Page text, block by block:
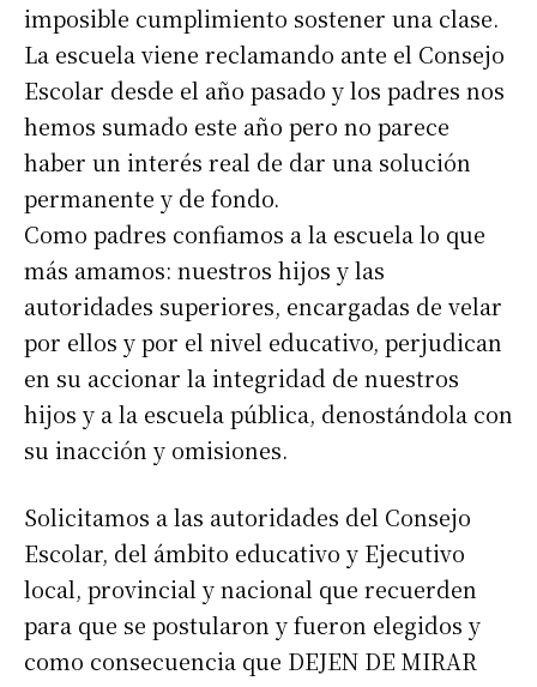
Suscribirme gratis
Dirección de correo electrónico *
imposible cumplimiento sostener una clase.
La escuela viene reclamando ante el Consejo
Escolar desde el año pasado y los padres nos
hemos sumado este año pero no parece
haber un interés real de dar una solución
permanente y de fondo.
Como padres confiamos a la escuela lo que
más amamos: nuestros hijos y las
autoridades superiores, encargadas de velar
por ellos y por el nivel educativo, perjudican
en su accionar la integridad de nuestros
hijos y a la escuela pública, denostándola con
su inacción y omisiones.
Solicitamos a las autoridades del Consejo
Escolar, del ámbito educativo y Ejecutivo
local, provincial y nacional que recuerden
para que se postularon y fueron elegidos y
como consecuencia que DEJEN DE MIRAR